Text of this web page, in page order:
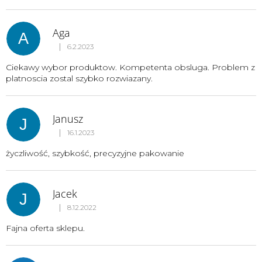
A Aga
Ocena sklepu to 5 na 5 gwiazdek.
| 6.2.2023
Ciekawy wybor produktow. Kompetenta obsluga. Problem z
platnoscia zostal szybko rozwiazany.
J Janusz
Ocena sklepu to 5 na 5 gwiazdek.
| 16.1.2023
życzliwość, szybkość, precyzyjne pakowanie
J Jacek
Ocena sklepu to 5 na 5 gwiazdek.
| 8.12.2022
Fajna oferta sklepu.